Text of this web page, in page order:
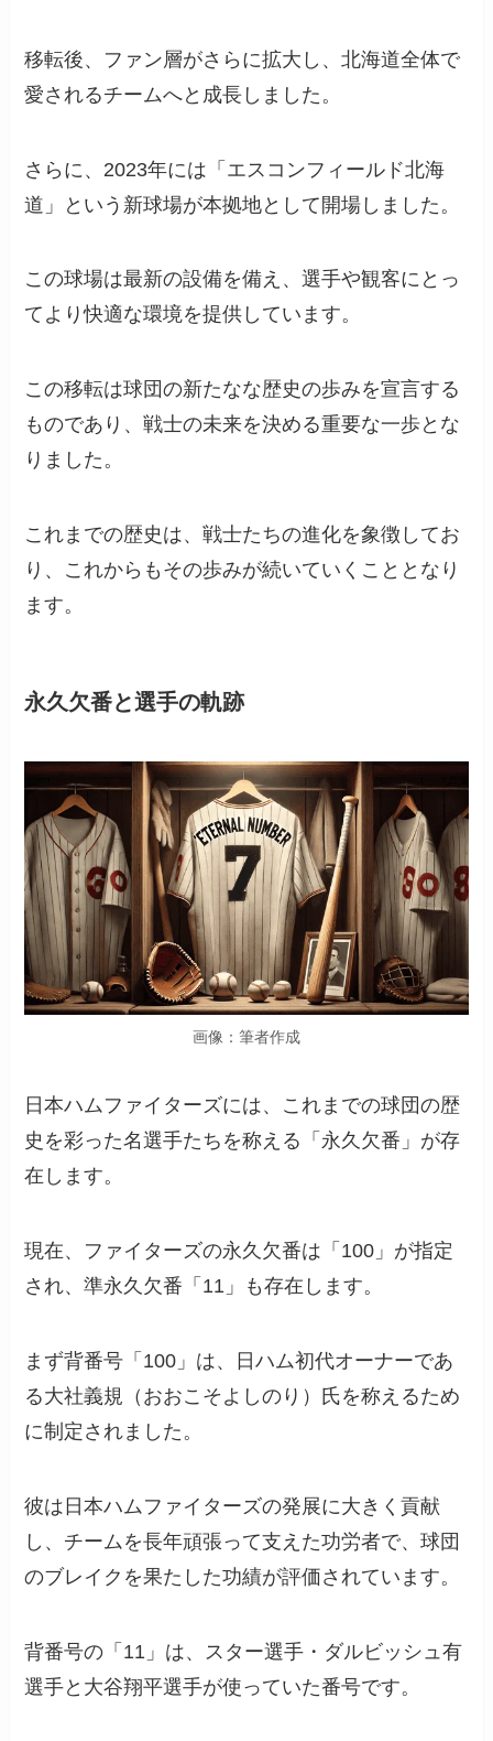
移転後、ファン層がさらに拡大し、北海道全体で
愛されるチームへと成長しました。
さらに、2023年には「エスコンフィールド北海
道」という新球場が本拠地として開場しました。
この球場は最新の設備を備え、選手や観客にとっ
てより快適な環境を提供しています。
この移転は球団の新たなな歴史の歩みを宣言する
ものであり、戦士の未来を決める重要な一歩とな
りました。
これまでの歴史は、戦士たちの進化を象徴してお
り、これからもその歩みが続いていくこととなり
ます。
永久欠番と選手の軌跡
画像：筆者作成
日本ハムファイターズには、これまでの球団の歴
史を彩った名選手たちを称える「永久欠番」が存
在します。
現在、ファイターズの永久欠番は「100」が指定
され、準永久欠番「11」も存在します。
まず背番号「100」は、日ハム初代オーナーであ
る大社義規（おおこそよしのり）氏を称えるため
に制定されました。
彼は日本ハムファイターズの発展に大きく貢献
し、チームを長年頑張って支えた功労者で、球団
のブレイクを果たした功績が評価されています。
背番号の「11」は、スター選手・ダルビッシュ有
選手と大谷翔平選手が使っていた番号です。